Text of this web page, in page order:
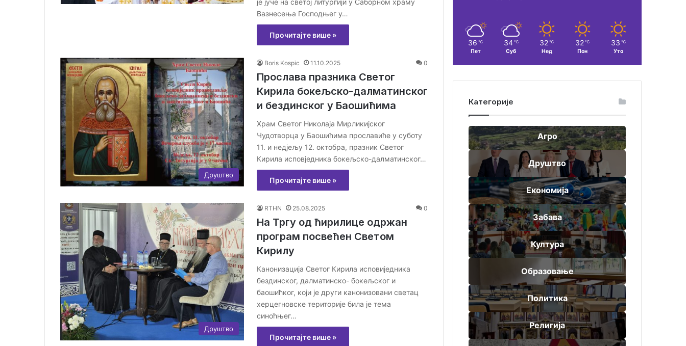
Вазнесења Господњег у…
Прочитајте више »
Друштво
Boris Kospic 11.10.2025 0
Прослава празника Светог
Кирила бокељско-далматинског
и бездинског у Баошићима
Храм Светог Николаја Мирликијског
Чудотворца у Баошићима прославиће у суботу
11. и недјељу 12. октобра, празник Светог
Кирила исповједника бокељско-далматинског…
Прочитајте више »
Друштво
RTHN 25.08.2025 0
На Тргу од ћирилице одржан
програм посвећен Светом
Кирилу
Канонизацијa Светог Кирила исповиједника
бездинског, далматинско- бокељског и
баошићког, који је други канонизовани светац
херцегновске територије била је тема
синоћњег…
Прочитајте више »
36 ℃
Пет
34 ℃
Суб
32 ℃
Нед
32 ℃
Пон
33 ℃
Уто
Категорије
Агро
Друштво
Економија
Забава
Култура
Образовање
Политика
Религија